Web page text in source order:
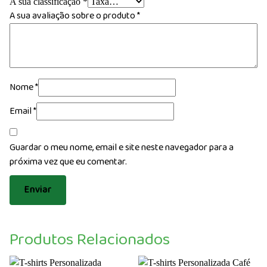
A sua avaliação sobre o produto*
Nome*
Email*
Guardar o meu nome, email e site neste navegador para a
próxima vez que eu comentar.
Produtos Relacionados